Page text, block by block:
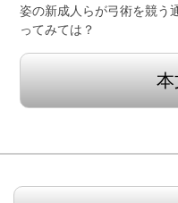
姿の新成人らが弓術を競う
ってみては？
本